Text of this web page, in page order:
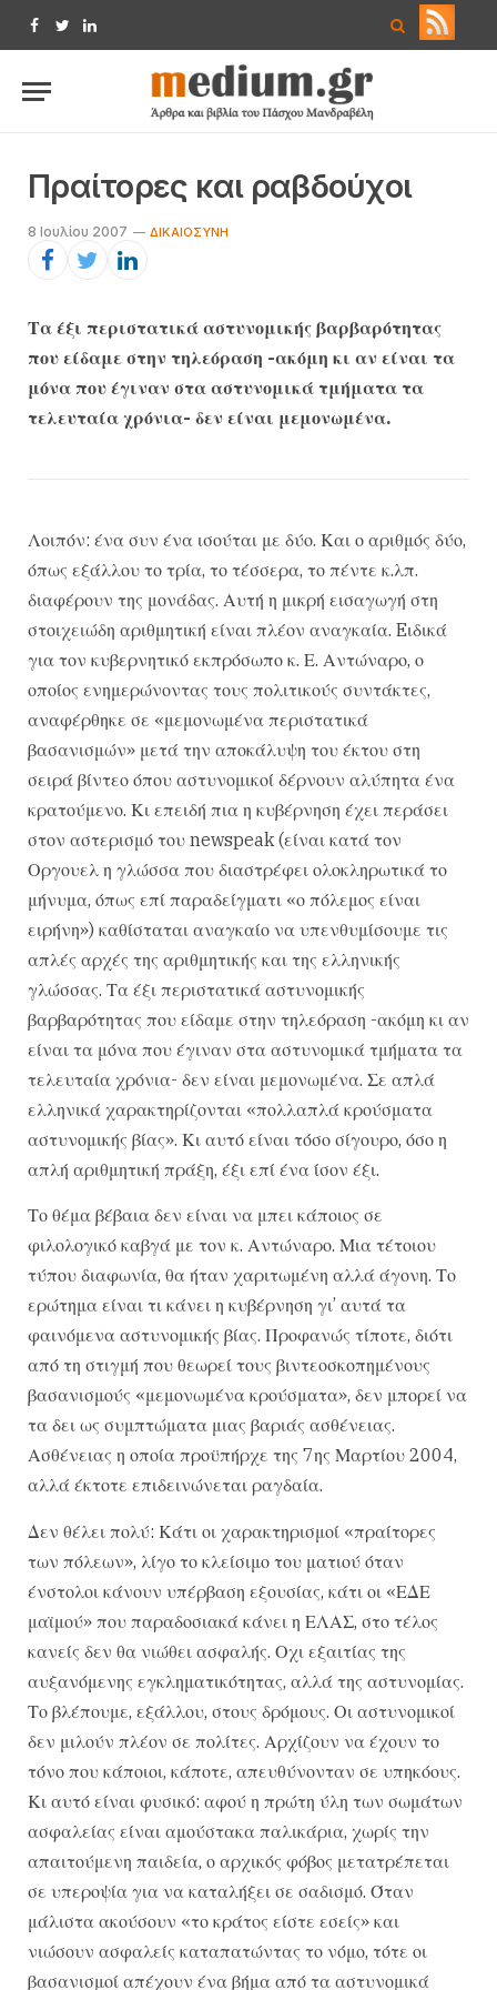
Facebook
TwitterLinkedIn
Πραίτορες και ραβδούχοι
8 Ιουλίου 2007 ΔΙΚΑΙΟΣΎΝΗ
Τα έξι περιστατικά αστυνομικής βαρβαρότητας
που είδαμε στην τηλεόραση -ακόμη κι αν είναι τα
μόνα που έγιναν στα αστυνομικά τμήματα τα
τελευταία χρόνια- δεν είναι μεμονωμένα.
Λοιπόν: ένα συν ένα ισούται με δύο. Και ο αριθμός δύο,
όπως εξάλλου το τρία, το τέσσερα, το πέντε κ.λπ.
διαφέρουν της μονάδας. Αυτή η μικρή εισαγωγή στη
στοιχειώδη αριθμητική είναι πλέον αναγκαία. Eιδικά
για τον κυβερνητικό εκπρόσωπο κ. Ε. Αντώναρο, ο
οποίος ενημερώνοντας τους πολιτικούς συντάκτες,
αναφέρθηκε σε «μεμονωμένα περιστατικά
βασανισμών» μετά την αποκάλυψη του έκτου στη
σειρά βίντεο όπου αστυνομικοί δέρνουν αλύπητα ένα
κρατούμενο. Κι επειδή πια η κυβέρνηση έχει περάσει
στον αστερισμό του newspeak (είναι κατά τον
Οργουελ η γλώσσα που διαστρέφει ολοκληρωτικά το
μήνυμα, όπως επί παραδείγματι «ο πόλεμος είναι
ειρήνη») καθίσταται αναγκαίο να υπενθυμίσουμε τις
απλές αρχές της αριθμητικής και της ελληνικής
γλώσσας. Τα έξι περιστατικά αστυνομικής
βαρβαρότητας που είδαμε στην τηλεόραση -ακόμη κι αν
είναι τα μόνα που έγιναν στα αστυνομικά τμήματα τα
τελευταία χρόνια- δεν είναι μεμονωμένα. Σε απλά
ελληνικά χαρακτηρίζονται «πολλαπλά κρούσματα
αστυνομικής βίας». Κι αυτό είναι τόσο σίγουρο, όσο η
απλή αριθμητική πράξη, έξι επί ένα ίσον έξι.
Το θέμα βέβαια δεν είναι να μπει κάποιος σε
φιλολογικό καβγά με τον κ. Αντώναρο. Μια τέτοιου
τύπου διαφωνία, θα ήταν χαριτωμένη αλλά άγονη. Το
ερώτημα είναι τι κάνει η κυβέρνηση γι’ αυτά τα
φαινόμενα αστυνομικής βίας. Προφανώς τίποτε, διότι
από τη στιγμή που θεωρεί τους βιντεοσκοπημένους
βασανισμούς «μεμονωμένα κρούσματα», δεν μπορεί να
τα δει ως συμπτώματα μιας βαριάς ασθένειας.
Ασθένειας η οποία προϋπήρχε της 7ης Μαρτίου 2004,
αλλά έκτοτε επιδεινώνεται ραγδαία.
Δεν θέλει πολύ: Κάτι οι χαρακτηρισμοί «πραίτορες
των πόλεων», λίγο το κλείσιμο του ματιού όταν
ένστολοι κάνουν υπέρβαση εξουσίας, κάτι οι «ΕΔΕ
μαϊμού» που παραδοσιακά κάνει η ΕΛΑΣ, στο τέλος
κανείς δεν θα νιώθει ασφαλής. Οχι εξαιτίας της
αυξανόμενης εγκληματικότητας, αλλά της αστυνομίας.
Το βλέπουμε, εξάλλου, στους δρόμους. Οι αστυνομικοί
δεν μιλούν πλέον σε πολίτες. Αρχίζουν να έχουν το
τόνο που κάποιοι, κάποτε, απευθύνονταν σε υπηκόους.
Κι αυτό είναι φυσικό: αφού η πρώτη ύλη των σωμάτων
ασφαλείας είναι αμούστακα παλικάρια, χωρίς την
απαιτούμενη παιδεία, ο αρχικός φόβος μετατρέπεται
σε υπεροψία για να καταλήξει σε σαδισμό. Όταν
μάλιστα ακούσουν «το κράτος είστε εσείς» και
νιώσουν ασφαλείς καταπατώντας το νόμο, τότε οι
βασανισμοί απέχουν ένα βήμα από τα αστυνομικά